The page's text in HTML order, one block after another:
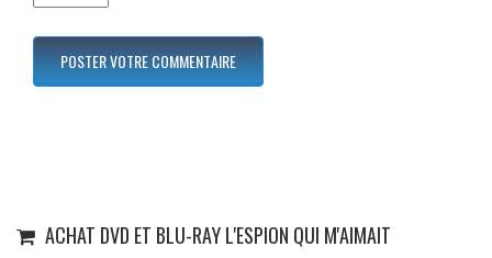
ACHAT DVD ET BLU-RAY L'ESPION QUI M'AIMAIT